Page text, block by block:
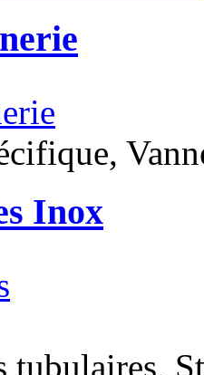
Inox
tubulaires,